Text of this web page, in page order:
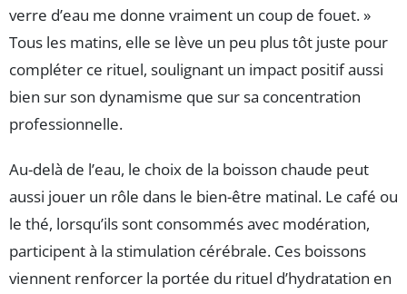
verre d’eau me donne vraiment un coup de fouet. »
Tous les matins, elle se lève un peu plus tôt juste pour
compléter ce rituel, soulignant un impact positif aussi
bien sur son dynamisme que sur sa concentration
professionnelle.
Au-delà de l’eau, le choix de la boisson chaude peut
aussi jouer un rôle dans le bien-être matinal. Le café ou
le thé, lorsqu’ils sont consommés avec modération,
participent à la stimulation cérébrale. Ces boissons
viennent renforcer la portée du rituel d’hydratation en